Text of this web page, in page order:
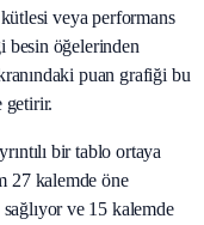
veya performans
besin öğelerinden
puan grafiği bu
getirir.
bir tablo ortaya
27 kalemde öne
ve 15 kalemde